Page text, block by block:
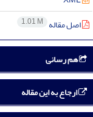
اصل مقاله 1.01 M
هم رسانی
ارجاع به این مقاله